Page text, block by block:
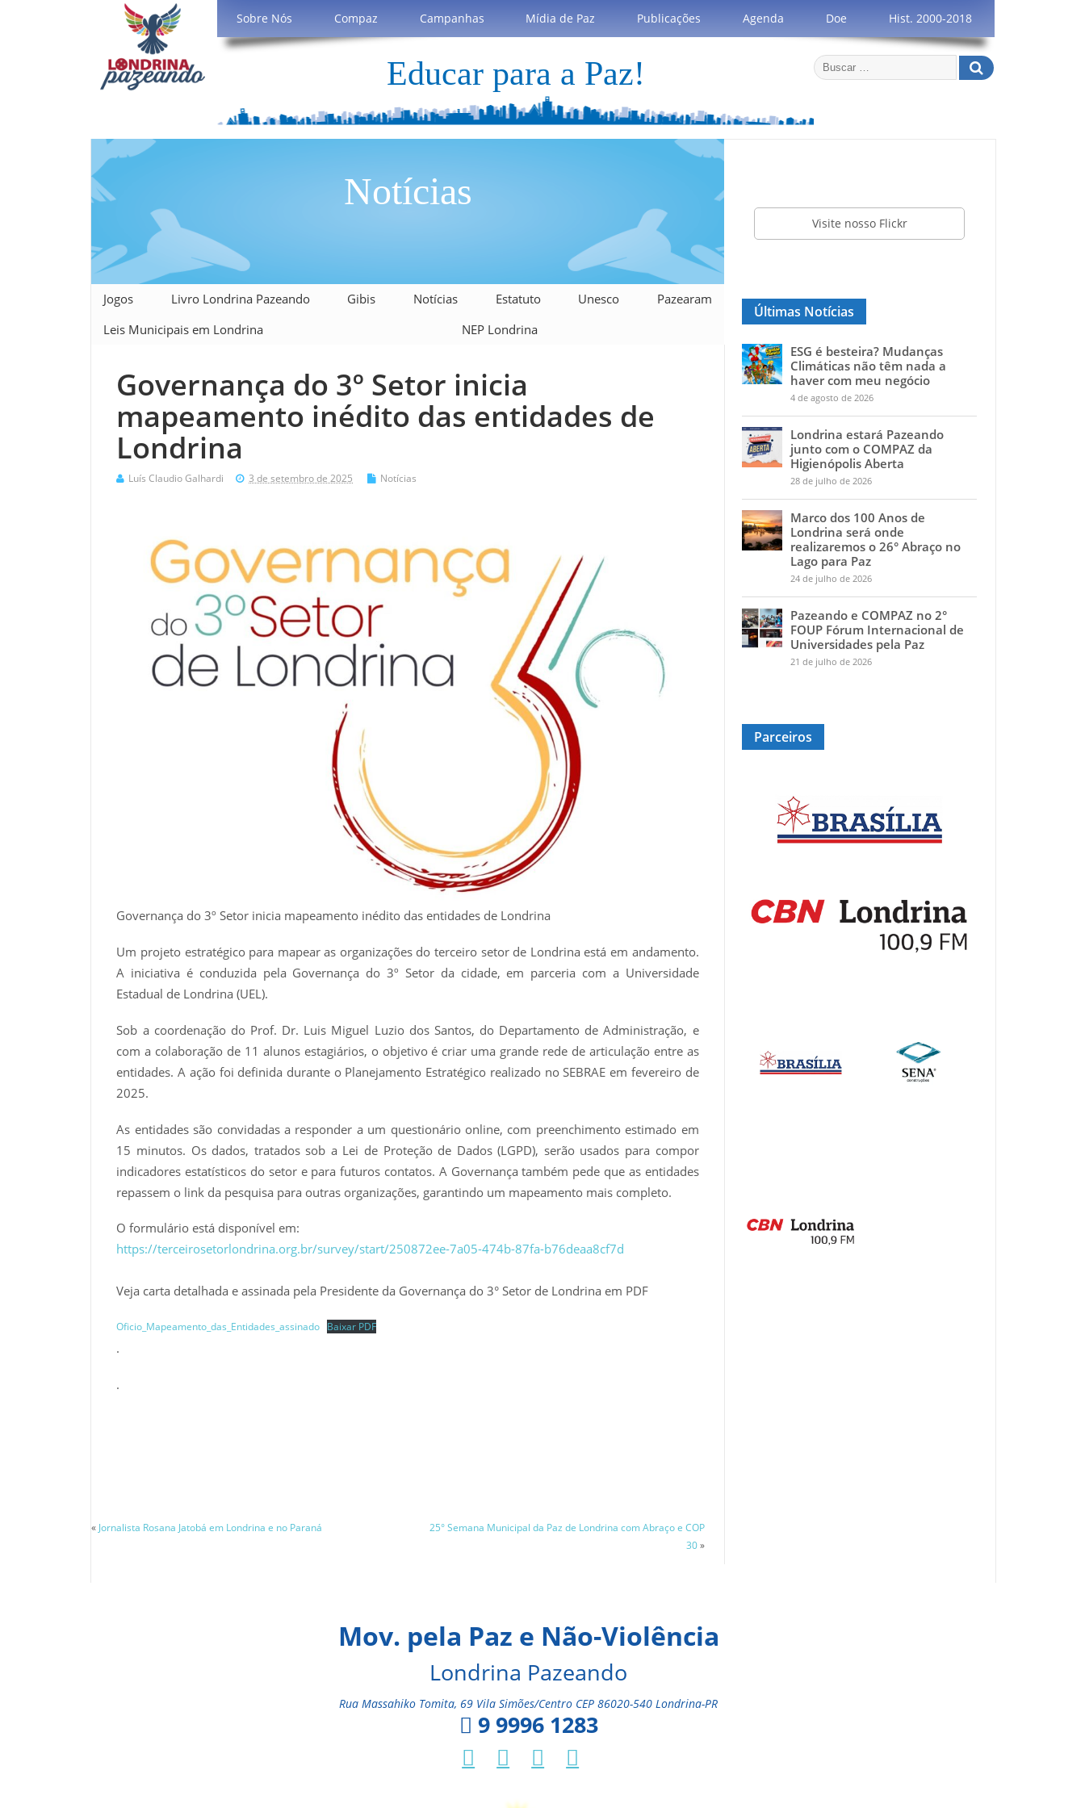
Sobre Nós Compaz Campanhas Mídia de Paz Publicações Agenda Doe Hist. 2000-2018
Educar para a Paz!
Notícias
Jogos Livro Londrina Pazeando Gibis Notícias Estatuto Unesco
Pazearam
Leis Municipais em Londrina
NEP Londrina
Governança do 3º Setor inicia
mapeamento inédito das entidades de
Londrina
Luís Claudio Galhardi 3 de setembro de 2025 Notícias
Governança do 3º Setor inicia mapeamento inédito das entidades de Londrina
Um projeto estratégico para mapear as organizações do terceiro setor de Londrina está em andamento.
A iniciativa é conduzida pela Governança do 3º Setor da cidade, em parceria com a Universidade
Estadual de Londrina (UEL).
Sob a coordenação do Prof. Dr. Luis Miguel Luzio dos Santos, do Departamento de Administração, e
com a colaboração de 11 alunos estagiários, o objetivo é criar uma grande rede de articulação entre as
entidades. A ação foi definida durante o Planejamento Estratégico realizado no SEBRAE em fevereiro de
2025.
As entidades são convidadas a responder a um questionário online, com preenchimento estimado em
15 minutos. Os dados, tratados sob a Lei de Proteção de Dados (LGPD), serão usados para compor
indicadores estatísticos do setor e para futuros contatos. A Governança também pede que as entidades
repassem o link da pesquisa para outras organizações, garantindo um mapeamento mais completo.
O formulário está disponível em:
https://terceirosetorlondrina.org.br/survey/start/250872ee-7a05-474b-87fa-b76deaa8cf7d
Veja carta detalhada e assinada pela Presidente da Governança do 3° Setor de Londrina em PDF
Oficio_Mapeamento_das_Entidades_assinado Baixar PDF
.
.
« Jornalista Rosana Jatobá em Londrina e no Paraná
25° Semana Municipal da Paz de Londrina com Abraço e COP
30»
Visite nosso Flickr
Últimas Notícias
ESG é besteira? Mudanças
Climáticas não têm nada a
haver com meu negócio
4 de agosto de 2026
Londrina estará Pazeando
junto com o COMPAZ da
Higienópolis Aberta
28 de julho de 2026
Marco dos 100 Anos de
Londrina será onde
realizaremos o 26° Abraço no
Lago para Paz
24 de julho de 2026
Pazeando e COMPAZ no 2°
FOUP Fórum Internacional de
Universidades pela Paz
21 de julho de 2026
Parceiros
Mov. pela Paz e Não-Violência
Londrina Pazeando
Rua Massahiko Tomita, 69 Vila Simões/Centro CEP 86020-540 Londrina-PR
9 9996 1283